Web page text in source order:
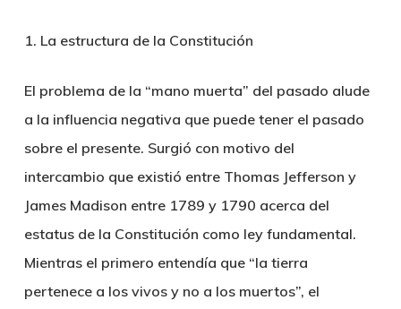
1. La estructura de la Constitución
El problema de la “mano muerta” del pasado alude
a la influencia negativa que puede tener el pasado
sobre el presente. Surgió con motivo del
intercambio que existió entre Thomas Jefferson y
James Madison entre 1789 y 1790 acerca del
estatus de la Constitución como ley fundamental.
Mientras el primero entendía que “la tierra
pertenece a los vivos y no a los muertos”, el